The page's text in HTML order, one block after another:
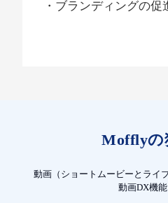
・ブランディングの促
Mofflyの
動画（ショートムービーとライ
動画DX機